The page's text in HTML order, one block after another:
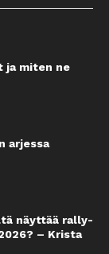
ja miten ne
arjessa
näyttää rally-
– Krista